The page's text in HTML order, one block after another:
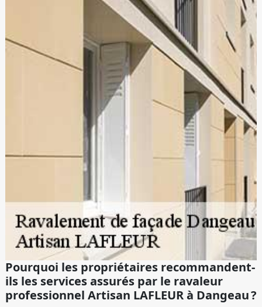
Pourquoi les propriétaires recommandent-
ils les services assurés par le ravaleur
professionnel Artisan LAFLEUR à Dangeau ?